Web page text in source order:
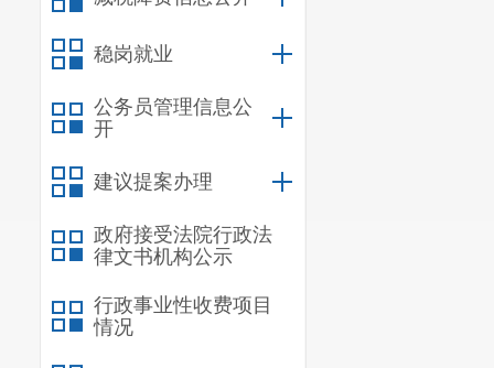
稳岗就业
公务员管理信息公
开
建议提案办理
政府接受法院行政法
律文书机构公示
行政事业性收费项目
情况